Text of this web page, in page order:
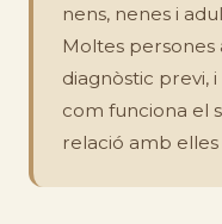
nens, nenes i
Moltes persones
diagnòstic previ,
com funciona el
relació amb elles